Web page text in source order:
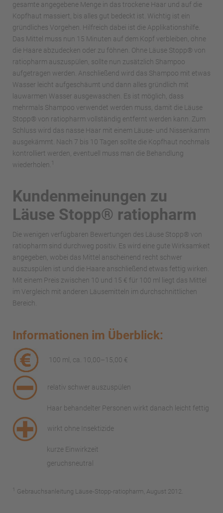
gesamte angegebene Menge in das trockene Haar und auf die
Kopfhaut massiert, bis alles gut bedeckt ist. Wichtig ist ein
gründliches Vorgehen. Hilfreich dabei ist die Applikationshilfe.
Das Mittel muss nun 15 Minuten auf dem Kopf verbleiben, ohne
die Haare abzudecken oder zu föhnen. Ohne Läuse Stopp® von
ratiopharm auszuspülen, sollte nun zusätzlich Shampoo
aufgetragen werden. Anschließend wird das Shampoo mit etwas
Wasser leicht aufgeschäumt und dann alles gründlich mit
lauwarmen Wasser ausgewaschen. Es ist möglich, dass
mehrmals Shampoo verwendet werden muss, damit die Läuse
Stopp® von ratiopharm vollständig entfernt werden kann. Zum
Schluss wird das nasse Haar mit einem Läuse- und Nissenkamm
ausgekämmt. Nach 7 bis 10 Tagen sollte die Kopfhaut nochmals
kontrolliert werden, eventuell muss man die Behandlung
wiederholen. 1
Kundenmeinungen zu
Läuse Stopp® ratiopharm
Die wenigen verfügbaren Bewertungen des Läuse Stopp® von
ratiopharm sind durchweg positiv. Es wird eine gute Wirksamkeit
angegeben, wobei das Mittel anscheinend recht schwer
auszuspülen ist und die Haare anschließend etwas fettig wirken.
Mit einem Preis zwischen 10 und 15 € für 100 ml liegt das Mittel
im Vergleich mit anderen Läusemitteln im durchschnittlichen
Bereich.
Informationen im Überblick:
100 ml, ca. 10,00–15,00 €
relativ schwer auszuspülen
Haar behandelter Personen wirkt danach leicht fettig
wirkt ohne Insektizide
kurze Einwirkzeit
geruchsneutral
1 Gebrauchsanleitung Läuse-Stopp-ratiopharm, August 2012.